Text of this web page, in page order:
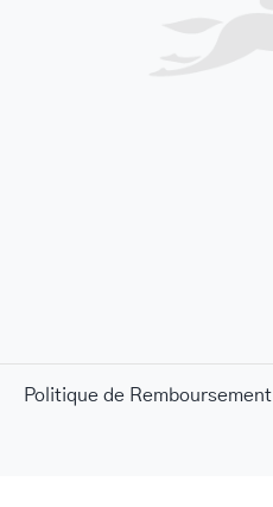
Politique de Remboursement